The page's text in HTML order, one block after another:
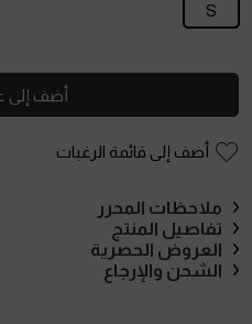
S
أضف إلى
أضف إلى قائمة الرغبات
ملاحظات المحرر
تفاصيل المنتج
العروض الحصرية
الشحن والإرجاع